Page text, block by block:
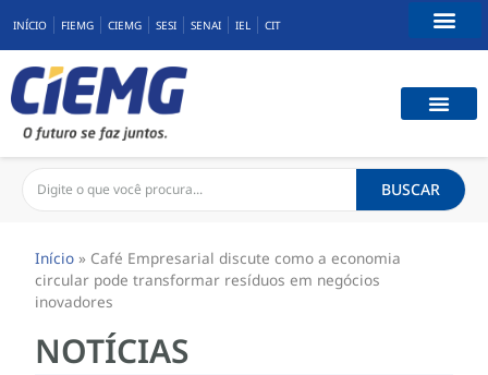
INÍCIO FIEMG CIEMG SESI SENAI IEL CIT
BUSCAR
Início » Café Empresarial discute como a economia
circular pode transformar resíduos em negócios
inovadores
NOTÍCIAS